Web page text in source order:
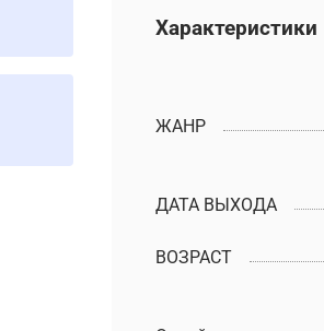
Характеристики
ЖАНР
ДАТА ВЫХОДА
ВОЗРАСТ